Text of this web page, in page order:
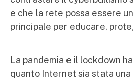
e che la rete possa essere
principale per educare,
La pandemia e il lockdown
quanto Internet sia stata